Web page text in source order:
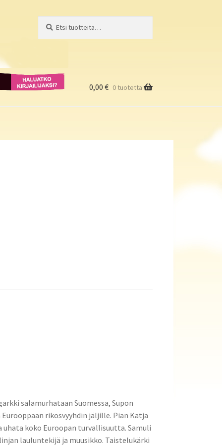
Haluatko
kirjailijaksi?
0,00 € 0 tuotetta
salamurhataan Suomessa, Supon
rikosvyyhdin jäljille. Pian Katja
koko Euroopan turvallisuutta. Samuli
lauluntekijä ja muusikko. Taistelukärki